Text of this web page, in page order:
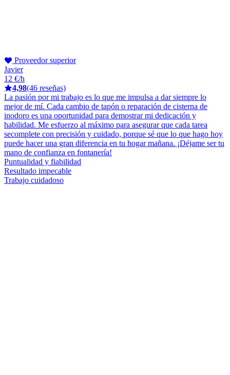
Proveedor superior
Javier
12 €/h
4,98(46 reseñas)
La pasión por mi trabajo es lo que me impulsa a dar siempre lo
mejor de mí. Cada cambio de tapón o reparación de cisterna de
inodoro es una oportunidad para demostrar mi dedicación y
habilidad. Me esfuerzo al máximo para asegurar que cada tarea
secomplete con precisión y cuidado, porque sé que lo que hago hoy
puede hacer una gran diferencia en tu hogar mañana. ¡Déjame ser tu
mano de confianza en fontanería!
Puntualidad y fiabilidad
Resultado impecable
Trabajo cuidadoso